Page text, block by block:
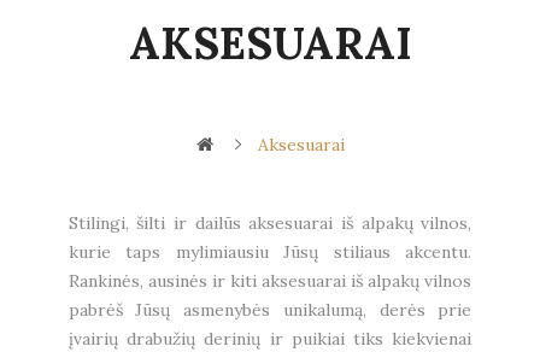
AKSESUARAI
Aksesuarai
Stilingi, šilti ir dailūs aksesuarai iš alpakų vilnos,
kurie taps mylimiausiu Jūsų stiliaus akcentu.
Rankinės, ausinės ir kiti aksesuarai iš alpakų vilnos
pabrėš Jūsų asmenybės unikalumą, derės prie
įvairių drabužių derinių ir puikiai tiks kiekvienai